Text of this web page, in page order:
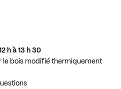
h à 13 h 30
le bois modifié thermiquement